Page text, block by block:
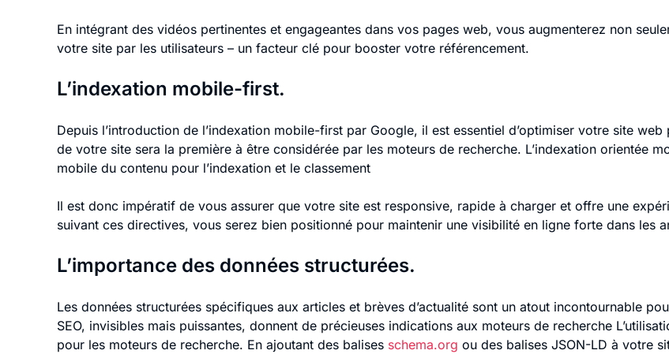
En intégrant des vidéos pertinentes et engageantes dans vos pages web, vous augmenterez non
votre site par les utilisateurs – un facteur clé pour booster votre référencement.
L’indexation mobile-first.
Depuis l’introduction de l’indexation mobile-first par Google, il est essentiel d’optimiser votre site
de votre site sera la première à être considérée par les moteurs de recherche. L’indexation orientée
mobile du contenu pour l’indexation et le classement
Il est donc impératif de vous assurer que votre site est responsive, rapide à charger et offre une
suivant ces directives, vous serez bien positionné pour maintenir une visibilité en ligne forte dans les
L’importance des données structurées.
Les données structurées spécifiques aux articles et brèves d’actualité sont un atout incontournable
SEO, invisibles mais puissantes, donnent de précieuses indications aux moteurs de recherche
pour les moteurs de recherche. En ajoutant des balises schema.org ou des balises JSON-LD à votre